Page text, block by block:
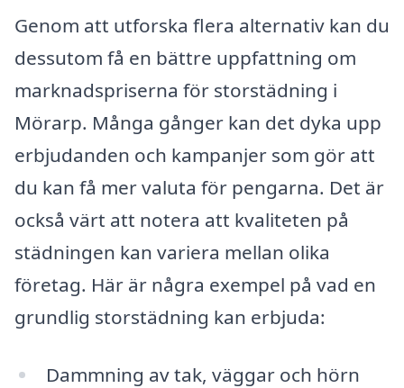
Genom att utforska flera alternativ kan du
dessutom få en bättre uppfattning om
marknadspriserna för storstädning i
Mörarp. Många gånger kan det dyka upp
erbjudanden och kampanjer som gör att
du kan få mer valuta för pengarna. Det är
också värt att notera att kvaliteten på
städningen kan variera mellan olika
företag. Här är några exempel på vad en
grundlig storstädning kan erbjuda:
Dammning av tak, väggar och hörn